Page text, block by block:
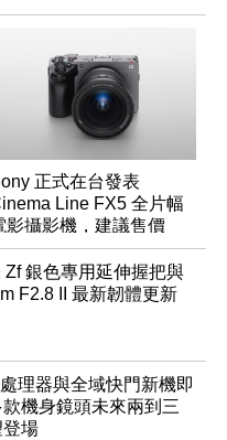
正式在台發表
Line FX5 全片幅
影攝影機，建議售價
Zf 銀色專用延伸握把與
F2.8 II 最新韌體更新
理器與全域快門新機即
機身鏡頭未來兩到三
場